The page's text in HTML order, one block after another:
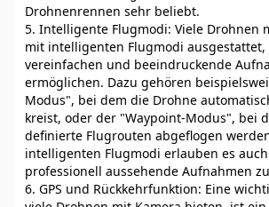
Drohnenrennen sehr beliebt.
5. Intelligente Flugmodi: Viele Drohnen
mit intelligenten Flugmodi ausgestattet,
vereinfachen und beeindruckende
ermöglichen. Dazu gehören
Modus", bei dem die Drohne
kreist, oder der "Waypoint-Modus", bei
definierte Flugrouten abgeflogen
intelligenten Flugmodi erlauben es
professionell aussehende Aufnahmen
6. GPS und Rückkehrfunktion: Eine